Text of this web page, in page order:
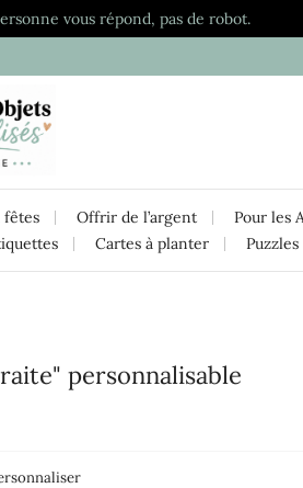
vous répond, pas de robot.
fêtes Offrir de l’argent Pour les
Cartes à planter Puzzles
personnalisable